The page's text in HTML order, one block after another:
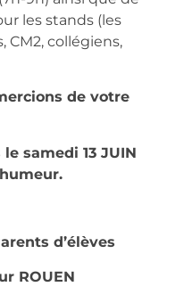
les stands (les
CM2, collégiens,
de votre
samedi 13 JUIN
d’élèves
ROUEN